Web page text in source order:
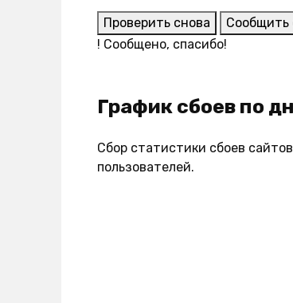
Проверить снова
Сообщить
! Сообщено, спасибо!
График сбоев по
Сбор статистики сбоев
пользователей.